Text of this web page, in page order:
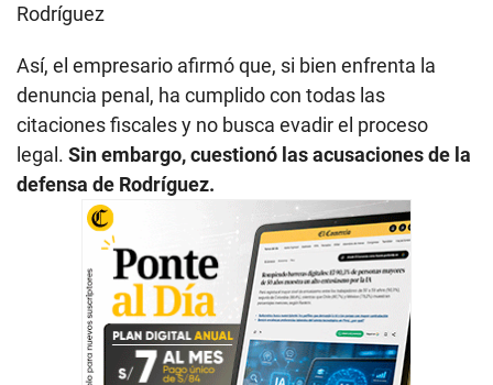
Rodríguez
Así, el empresario afirmó que, si bien enfrenta la
denuncia penal, ha cumplido con todas las
citaciones fiscales y no busca evadir el proceso
legal. Sin embargo, cuestionó las acusaciones de la
defensa de Rodríguez.